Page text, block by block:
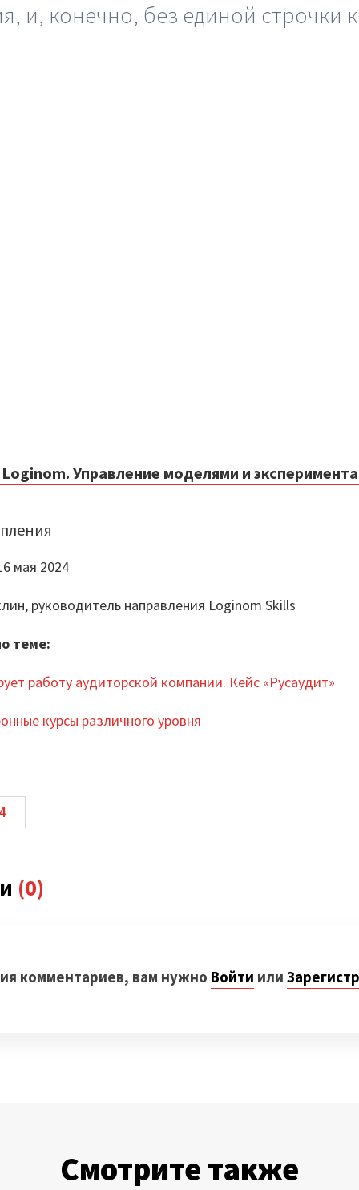
и, конечно, без единой строчки
Loginom. Управление моделями и
спикера
аналитики данных
процессу
ML-модели
ситуации по восстановлению эксперимента
проблемы с повторяемостью эксперимента
мая 2024
руководитель направления Loginom Skills
теме:
работу аудиторской компании. Кейс «Русаудит»
курсы различного уровня
(0)
комментариев, вам нужно Войти или
Смотрите также